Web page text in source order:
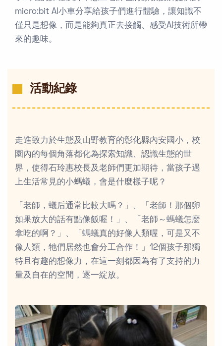
micro:bit AI小車分享給孩子們進行體驗，讓知識不
僅只是想像，而是能夠真正去接觸、感受AI技術所帶
來的趣味。
活動紀錄
走進致力於生態及山野教育的彰化縣內安國小，校
園內的每個角落都化為探索知識、認識生態的世
界，使得石玲惠校長及老師們更加期待，當孩子遇
上生活常見的小螞蟻，會是什麼樣子呢？
「老師，蟻后通常比較大嗎？」、「老師！那個卵
如果放大的話有點像飯喔！」、「老師～螞蟻怎麼
拿吃的啊？」、「螞蟻真的好像人類喔，可是又不
像人類，牠們居然也會分工合作！」12個孩子那獨
特且有趣的想像力，在這一刻都因為有了支持的力
量及自在的空間，逐一綻放。